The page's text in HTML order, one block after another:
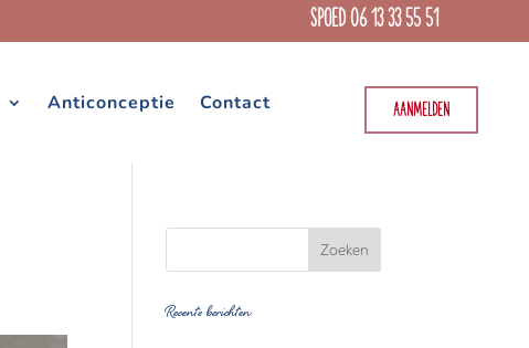
SPOED 06 13 33 55 51
Anticonceptie Contact AANMELDEN
Recente berichten